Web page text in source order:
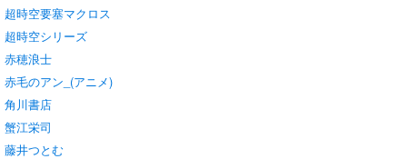
超時空要塞マクロス
超時空シリーズ
赤穂浪士
赤毛のアン_(アニメ)
角川書店
蟹江栄司
藤井つとむ